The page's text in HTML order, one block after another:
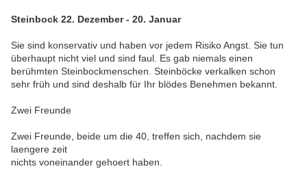
Steinbock 22. Dezember - 20. Januar
Sie sind konservativ und haben vor jedem Risiko Angst. Sie tun
überhaupt nicht viel und sind faul. Es gab niemals einen
berühmten Steinbockmenschen. Steinböcke verkalken schon
sehr früh und sind deshalb für Ihr blödes Benehmen bekannt.
Zwei Freunde
Zwei Freunde, beide um die 40, treffen sich, nachdem sie
laengere zeit
nichts voneinander gehoert haben.